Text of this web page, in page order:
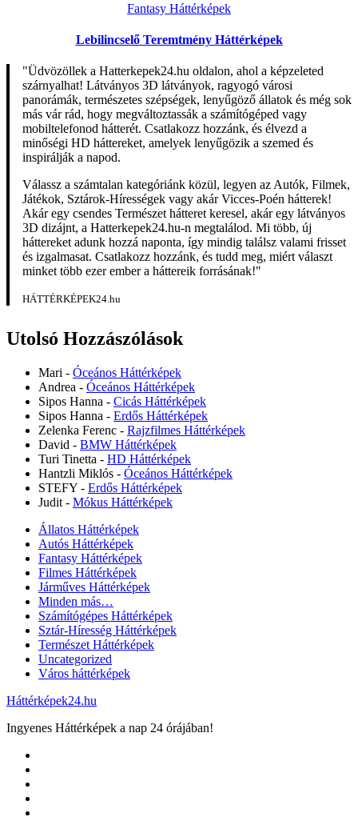
Fantasy Háttérképek
Lebilincselő Teremtmény Háttérképek
"Üdvözöllek a Hatterkepek24.hu oldalon, ahol a képzeleted
szárnyalhat! Látványos 3D látványok, ragyogó városi
panorámák, természetes szépségek, lenyűgöző állatok és még sok
más vár rád, hogy megváltoztassák a számítógéped vagy
mobiltelefonod hátterét. Csatlakozz hozzánk, és élvezd a
minőségi HD háttereket, amelyek lenyűgözik a szemed és
inspirálják a napod.
Válassz a számtalan kategóriánk közül, legyen az Autók, Filmek,
Játékok, Sztárok-Hírességek vagy akár Vicces-Poén hátterek!
Akár egy csendes Természet hátteret keresel, akár egy látványos
3D dizájnt, a Hatterkepek24.hu-n megtalálod. Mi több, új
háttereket adunk hozzá naponta, így mindig találsz valami frisset
és izgalmasat. Csatlakozz hozzánk, és tudd meg, miért választ
minket több ezer ember a háttereik forrásának!"
HÁTTÉRKÉPEK24.hu
Utolsó Hozzászólások
Mari - Óceános Háttérképek
Andrea - Óceános Háttérképek
Sipos Hanna - Cicás Háttérképek
Sipos Hanna - Erdős Háttérképek
Zelenka Ferenc - Rajzfilmes Háttérképek
David - BMW Háttérképek
Turi Tinetta - HD Háttérképek
Hantzli Miklós - Óceános Háttérképek
STEFY - Erdős Háttérképek
Judit - Mókus Háttérképek
Állatos Háttérképek
Autós Háttérképek
Fantasy Háttérképek
Filmes Háttérképek
Járműves Háttérképek
Minden más…
Számítógépes Háttérképek
Sztár-Híresség Háttérképek
Természet Háttérképek
Uncategorized
Város háttérképek
Háttérképek24.hu
Ingyenes Háttérképek a nap 24 órájában!